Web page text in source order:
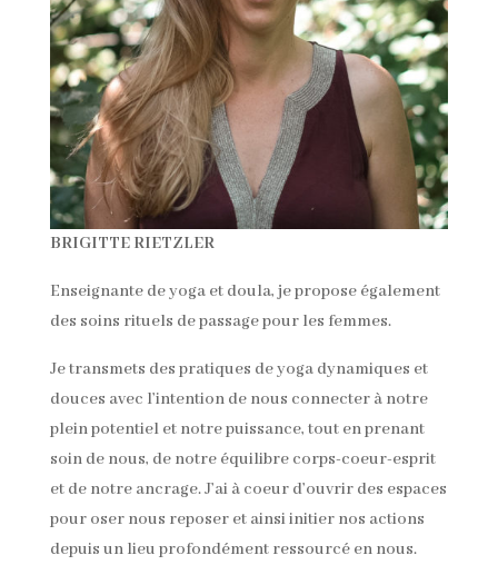
BRIGITTE RIETZLER
Enseignante de yoga et doula, je propose également
des soins rituels de passage pour les femmes.
Je transmets des pratiques de yoga dynamiques et
douces avec l’intention de nous connecter à notre
plein potentiel et notre puissance, tout en prenant
soin de nous, de notre équilibre corps-coeur-esprit
et de notre ancrage. J’ai à coeur d’ouvrir des espaces
pour oser nous reposer et ainsi initier nos actions
depuis un lieu profondément ressourcé en nous.